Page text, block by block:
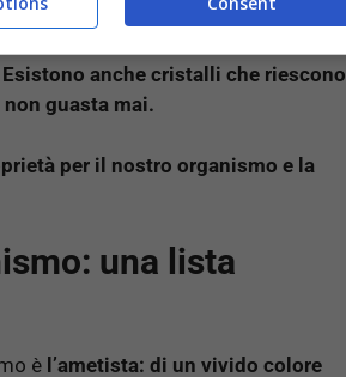
blocchi emotivi e tensioni.
anche cristalli che riescono
guasta mai.
per il nostro organismo e la
una lista
è l’ametista: di un vivido colore